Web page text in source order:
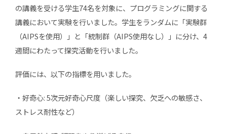
の講義を受ける学生74名を対象に、プログラミングに関する
講義において実験を行いました。学生をランダムに「実験群
（AIPSを使用）」と「統制群（AIPS使用なし）」に分け、4
週間にわたって探究活動を行いました。
評価には、以下の指標を用いました。
・好奇心: 5次元好奇心尺度（楽しい探究、欠乏への敏感さ、
ストレス耐性など）